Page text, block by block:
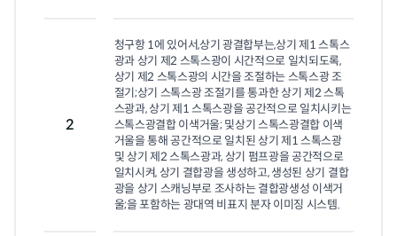
2
청구항 1에 있어서,상기 광결합부는,상기 제1 스톡스
광과 상기 제2 스톡스광이 시간적으로 일치되도록,
상기 제2 스톡스광의 시간을 조절하는 스톡스광 조
절기;상기 스톡스광 조절기를 통과한 상기 제2 스톡
스광과, 상기 제1 스톡스광을 공간적으로 일치시키는
스톡스광결합 이색거울; 및상기 스톡스광결합 이색
거울을 통해 공간적으로 일치된 상기 제1 스톡스광
및 상기 제2 스톡스광과, 상기 펌프광을 공간적으로
일치시켜, 상기 결합광을 생성하고, 생성된 상기 결합
광을 상기 스캐닝부로 조사하는 결합광생성 이색거
울;을 포함하는 광대역 비표지 분자 이미징 시스템.